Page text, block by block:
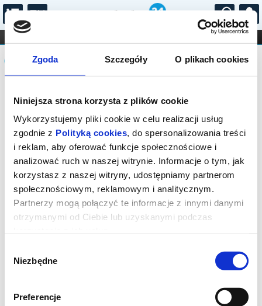
Zgoda Szczegóły O plikach cookies
Niniejsza strona korzysta z plików cookie
Wykorzystujemy pliki cookie w celu realizacji usług
zgodnie z Polityką cookies, do spersonalizowania treści
i reklam, aby oferować funkcje społecznościowe i
analizować ruch w naszej witrynie. Informacje o tym, jak
korzystasz z naszej witryny, udostępniamy partnerom
społecznościowym, reklamowym i analitycznym.
Partnerzy mogą połączyć te informacje z innymi danymi
otrzymanymi od Ciebie lub uzyskanymi podczas
zgody
Niezbędne
Preferencje
...
FILHARMONIA OPERA I BALET
STAND-UP
DLA DZIECI
Komunikat
Sprzedaż biletów on-line na wydarzenie
została zakończona.